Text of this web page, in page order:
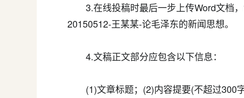
3.在线投稿时最后一步上传Word文档，
20150512-王某某-论毛泽东的新闻思想。
4.文稿正文部分应包含以下信息：
(1)文章标题；(2)内容提要(不超过300